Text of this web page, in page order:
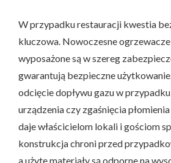
W przypadku restauracji kwestia
kluczowa. Nowoczesne
wyposażone są w szereg
gwarantują bezpieczne
odcięcie dopływu gazu w
urządzenia czy zgaśnięcia
daje właścicielom lokali i gościom
konstrukcja chroni przed
a użyte materiały są odporne na